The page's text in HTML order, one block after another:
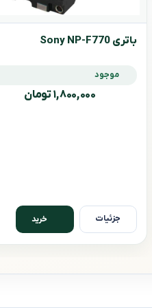
باتری Sony NP-F770
موجود
۱,۸۰۰,۰۰۰ تومان
جزئیات خرید